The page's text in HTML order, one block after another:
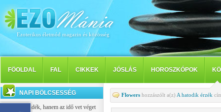
Ezoterikus életmód magazin és közösség
FÖOLDAL FAL CIKKEK JÓSLÁS HOROSZKÓPOK
NAPI BÖLCSESSÉG
Nem a szándék, hanem az idő vet véget
Flowers hozzászólt a(z) A hatodik érzék